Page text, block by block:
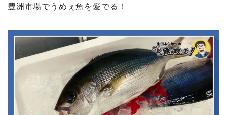
豊洲市場でうめぇ魚を愛でる！